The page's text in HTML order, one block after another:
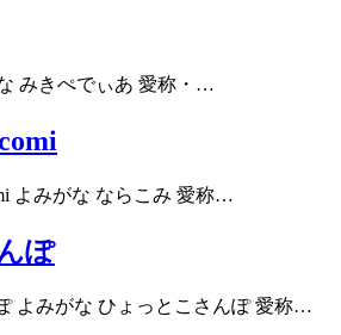
みきぺでぃあ 愛称・…
よみがな ならこみ 愛称…
ぽ
よみがな ひょっとこさんぽ 愛称…